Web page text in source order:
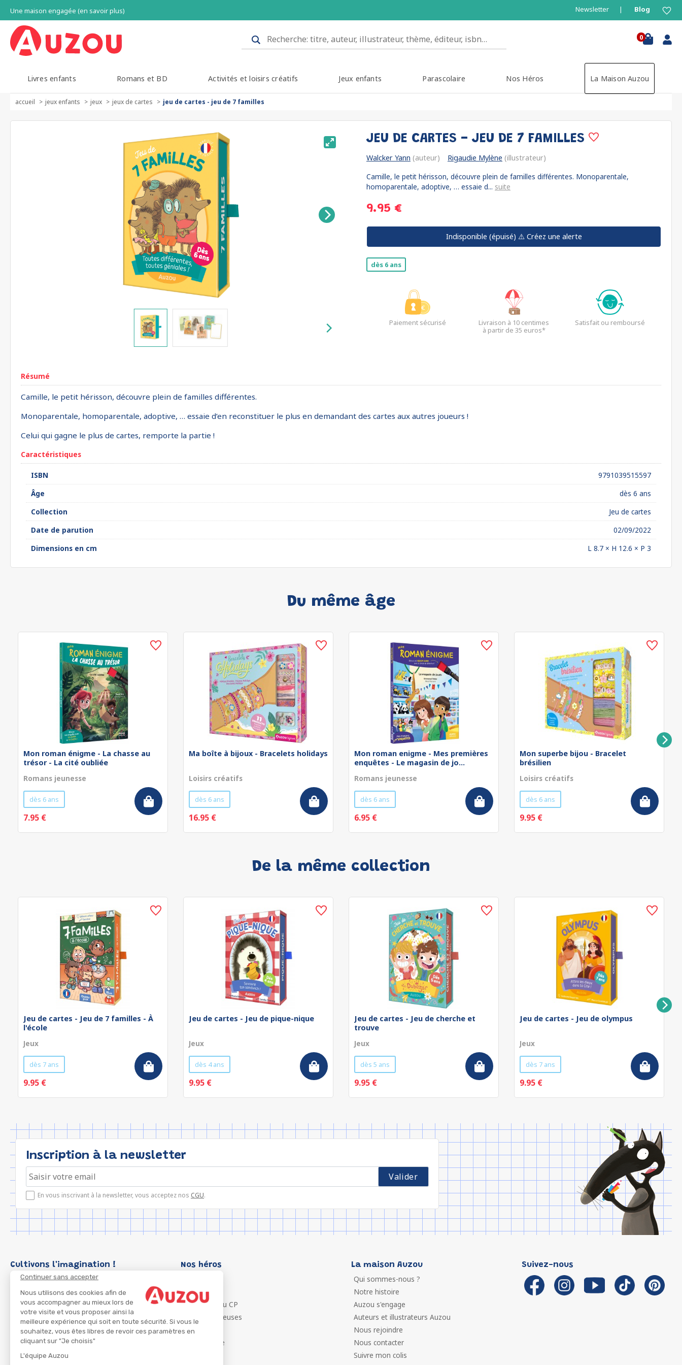
Continuer sans accepter
Nous utilisons des cookies afin de
vous accompagner au mieux lors de
votre visite et vous proposer ainsi la
meilleure expérience qui soit en toute sécurité. Si vous le
souhaitez, vous êtes libres de revoir ces paramètres en
cliquant sur "Je choisis"
L'équipe Auzou
Une maison engagée (en savoir plus) Newsletter Blog
0
Livres enfants Romans et BD Activités et loisirs créatifs Jeux enfants Parascolaire Nos Héros La Maison Auzou
accueil jeux enfants jeux jeux de cartes jeu de cartes - jeu de 7 familles
JEU DE CARTES - JEU DE 7 FAMILLES
Walcker Yann (auteur) Rigaudie Mylène (illustrateur)
Camille, le petit hérisson, découvre plein de familles différentes. Monoparentale,
homoparentale, adoptive, … essaie d... suite
9.95 €
Indisponible (épuisé) ⚠️ Créez une alerte
dès 6 ans
Paiement sécurisé
Livraison à 10 centimes
à partir de 35 euros*
Satisfait ou remboursé
Résumé
Camille, le petit hérisson, découvre plein de familles différentes.
Monoparentale, homoparentale, adoptive, … essaie d’en reconstituer le plus en demandant des cartes aux autres joueurs !
Celui qui gagne le plus de cartes, remporte la partie !
Caractéristiques
ISBN
9791039515597
Âge
dès 6 ans
Collection
Jeu de cartes
Date de parution
02/09/2022
Dimensions en cm
L 8.7 × H 12.6 × P 3
Du même âge
Mon roman énigme - La chasse au
trésor - La cité oubliée
Romans jeunesse
dès 6 ans
7.95 €
Ma boîte à bijoux - Bracelets holidays
Loisirs créatifs
dès 6 ans
16.95 €
Mon roman enigme - Mes premières
enquêtes - Le magasin de jo...
Romans jeunesse
dès 6 ans
6.95 €
Mon superbe bijou - Bracelet
brésilien
Loisirs créatifs
dès 6 ans
9.95 €
De la même collection
Jeu de cartes - Jeu de 7 familles - À
l'école
Jeux
dès 7 ans
9.95 €
Jeu de cartes - Jeu de pique-nique
Jeux
dès 4 ans
9.95 €
Jeu de cartes - Jeu de cherche et
trouve
Jeux
dès 5 ans
9.95 €
Jeu de cartes - Jeu de olympus
Jeux
dès 7 ans
9.95 €
Inscription à la newsletter
En vous inscrivant à la newsletter, vous acceptez nos CGU.
Cultivons l'imagination ! Nos héros
P'tit Loup
Les Héros du CP
Les Influenceuses
Migali
Petite Taupe
La maison Auzou
Qui sommes-nous ?
Notre histoire
Auzou s'engage
Auteurs et illustrateurs Auzou
Nous rejoindre
Nous contacter
Suivre mon colis
Suivez-nous